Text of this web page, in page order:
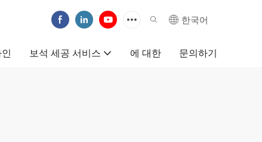
한국어
보석 세공 서비스 에 대한 문의하기